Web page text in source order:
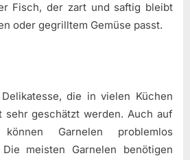
Fisch, der zart und saftig bleibt
oder gegrilltem Gemüse passt.
die in vielen Küchen
sehr geschätzt werden. Auch auf
Garnelen problemlos
meisten Garnelen benötigen